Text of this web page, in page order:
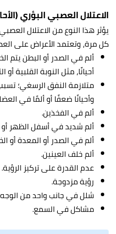
الاعتلال العصبي البؤري
يؤثر هذا النوع من الاعتلال
كل مرة، وتعتمد الأعراض على
ألم في الصدر أو البطن يتم
أحيانًا، مثل النوبة القلبية أو
متلازمة النفق الرسغي؛
وأحيانًا ضعفًا أو ألمًا في
ألم في الفخذين.
ألم شديد في أسفل الظهر
ألم في الصدر أو المعدة أو
ألم خلف العينين.
عدم القدرة على تركيز الرؤية.
رؤية مزدوجة.
شلل في جانب واحد من
مشاكل في السمع.